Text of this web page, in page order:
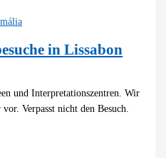
in Lissabon
und Interpretationszentren. Wir
Verpasst nicht den Besuch.